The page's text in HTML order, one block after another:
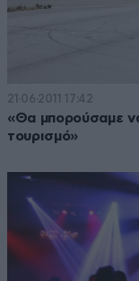
21·06·2011 17:42
«Θα μπορούσαμε
τουρισμό»